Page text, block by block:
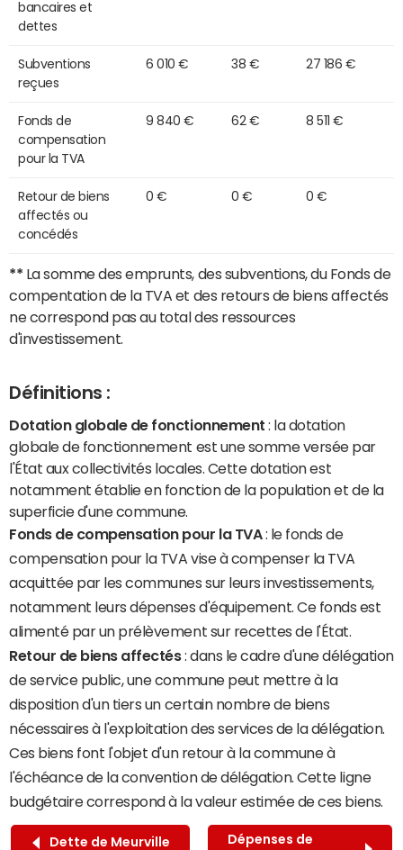
bancaires et
dettes
Subventions
reçues
6 010 € 38 € 27 186 €
Fonds de
compensation
pour la TVA
9 840 € 62 € 8 511 €
Retour de biens
affectés ou
concédés
0 € 0 € 0 €
** La somme des emprunts, des subventions, du Fonds de
compentation de la TVA et des retours de biens affectés
ne correspond pas au total des ressources
d'investissement.
Définitions :
Dotation globale de fonctionnement : la dotation
globale de fonctionnement est une somme versée par
l'État aux collectivités locales. Cette dotation est
notamment établie en fonction de la population et de la
superficie d'une commune.
Fonds de compensation pour la TVA: le fonds de
compensation pour la TVA vise à compenser la TVA
acquittée par les communes sur leurs investissements,
notamment leurs dépenses d'équipement. Ce fonds est
alimenté par un prélèvement sur recettes de l'État.
Retour de biens affectés: dans le cadre d'une délégation
de service public, une commune peut mettre à la
disposition d'un tiers un certain nombre de biens
nécessaires à l'exploitation des services de la délégation.
Ces biens font l'objet d'un retour à la commune à
l'échéance de la convention de délégation. Cette ligne
budgétaire correspond à la valeur estimée de ces biens.
Dette de Meurville
Dépenses de